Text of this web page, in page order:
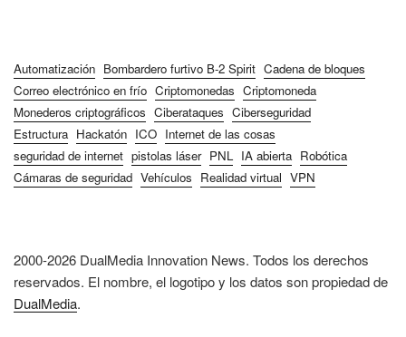
Automatización Bombardero furtivo B-2 Spirit Cadena de bloques
Correo electrónico en frío Criptomonedas Criptomoneda
Monederos criptográficos Ciberataques Ciberseguridad
Estructura Hackatón ICO Internet de las cosas
seguridad de internet pistolas láser PNL IA abierta Robótica
Cámaras de seguridad Vehículos Realidad virtual VPN
2000-2026 DualMedia Innovation News. Todos los derechos
reservados. El nombre, el logotipo y los datos son propiedad de
DualMedia.